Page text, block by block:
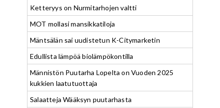
Ketteryys on Nurmitarhojen valtti
MOT mollasi mansikkatiloja
Mäntsälän sai uudistetun K-Citymarketin
Edullista lämpöä biolämpökontilla
Männistön Puutarha Lopelta on Vuoden 2025
kukkien laatutuottaja
Salaatteja Wääksyn puutarhasta